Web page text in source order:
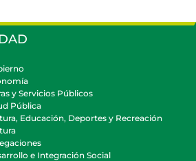
y Servicios Públicos
Pública
Educación, Deportes y Recreación
e Integración Social